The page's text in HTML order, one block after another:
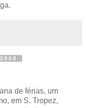
de férias, um
em S. Tropez,